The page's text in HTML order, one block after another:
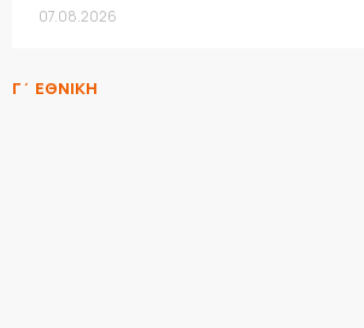
07.08.2026
Γ΄ ΕΘΝΙΚΗ